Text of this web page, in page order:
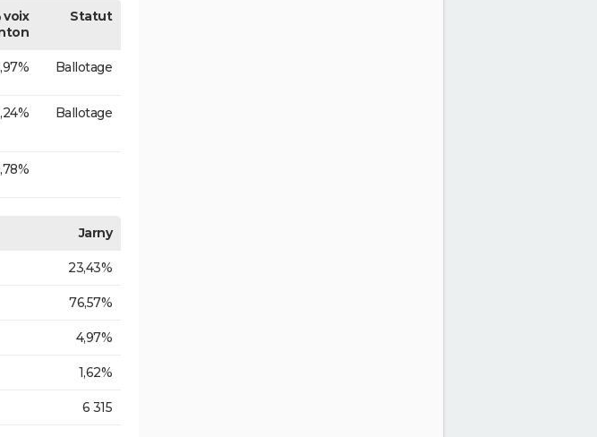
voix
Statut
Ballotage
Ballotage
Jarny
23,43%
76,57%
4,97%
1,62%
6 315